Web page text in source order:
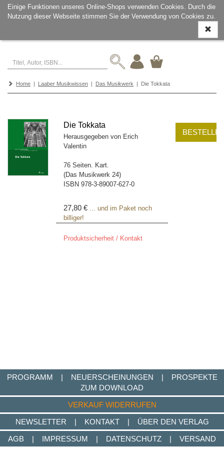
Einige Funktionen unseres Online-Shops verwenden Cookies. Durch die
Nutzung dieser Webseite stimmen Sie der Verwendung von Cookies zu.
ein-/
Home | Laaber Musikwissen | Das Musikwerk | Die Tokkata
Die Tokkata
Herausgegeben von Erich
Valentin
76 Seiten. Kart.
(Das Musikwerk 24)
ISBN 978-3-89007-627-0
27,80 € ... und im Paket noch
billiger!
Produktsicherheit / Kontakt
PROGRAMM | NEUERSCHEINUNGEN |
PROSPEKTE
ZUM DOWNLOAD
VERKAUF WIDERRUFEN
NEWSLETTER
| KONTAKT |
ÜBER DEN VERLAG
AGB
| IMPRESSUM | DATENSCHUTZ | VERSAND